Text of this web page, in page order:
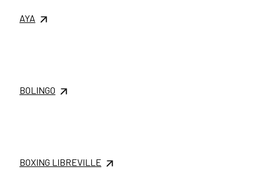
AYA
BOLINGO
BOXING LIBREVILLE